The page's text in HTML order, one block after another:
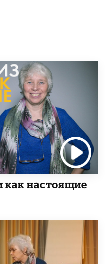
как настоящие